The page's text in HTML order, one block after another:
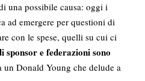
una possibile causa: oggi i
ad emergere per questioni di
con le spese, quelli su cui ci
sponsor e federazioni sono
un Donald Young che delude a